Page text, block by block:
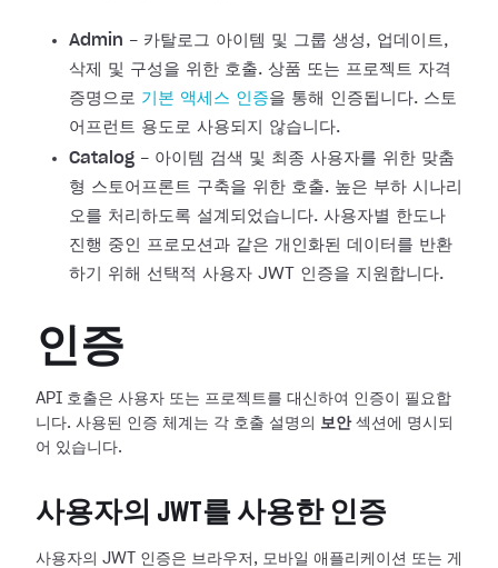
Admin - 카탈로그 아이템 및 그룹 생성, 업데이트,
삭제 및 구성을 위한 호출. 상품 또는 프로젝트 자격
증명으로 기본 액세스 인증을 통해 인증됩니다. 스토
어프런트 용도로 사용되지 않습니다.
Catalog - 아이템 검색 및 최종 사용자를 위한 맞춤
형 스토어프론트 구축을 위한 호출. 높은 부하 시나리
오를 처리하도록 설계되었습니다. 사용자별 한도나
진행 중인 프로모션과 같은 개인화된 데이터를 반환
하기 위해 선택적 사용자 JWT 인증을 지원합니다.
인증
API 호출은 사용자 또는 프로젝트를 대신하여 인증이 필요합
니다. 사용된 인증 체계는 각 호출 설명의 보안섹션에 명시되
어 있습니다.
사용자의 JWT를 사용한 인증
사용자의 JWT 인증은 브라우저, 모바일 애플리케이션 또는 게